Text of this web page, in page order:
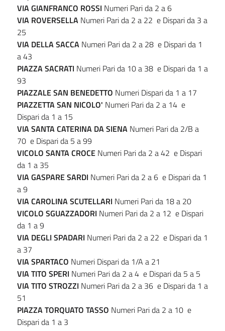
VIAGIANFRANCO ROSSI Numeri Pari da 2 a 6
VIA ROVERSELLA Numeri Pari da 2 a 22 e Dispari da 3 a
25
VIA DELLA SACCA Numeri Pari da 2 a 28 e Dispari da 1
a 43
PIAZZASACRATI Numeri Pari da 10 a 38 e Dispari da 1 a
93
PIAZZALE SAN BENEDETTO Numeri Dispari da 1 a 17
PIAZZETTA SAN NICOLO' Numeri Pari da 2 a 14 e
Dispari da 1 a 15
VIA SANTA CATERINA DA SIENA Numeri Pari da 2/B a
70 e Dispari da 5 a 99
VICOLO SANTACROCE Numeri Pari da 2 a 42 e Dispari
da 1 a 35
VIAGASPARESARDI Numeri Pari da 2 a 6 e Dispari da 1
a 9
VIACAROLINASCUTELLARI Numeri Pari da 18 a 20
VICOLO SGUAZZADORI Numeri Pari da 2 a 12 e Dispari
da 1 a 9
VIA DEGLI SPADARI Numeri Pari da 2 a 22 e Dispari da 1
a 37
VIASPARTACO Numeri Dispari da 1/A a 21
VIA TITO SPERI Numeri Pari da 2 a 4 e Dispari da 5 a 5
VIA TITO STROZZI Numeri Pari da 2 a 36 e Dispari da 1 a
51
PIAZZA TORQUATO TASSO Numeri Pari da 2 a 10 e
Dispari da 1 a 3